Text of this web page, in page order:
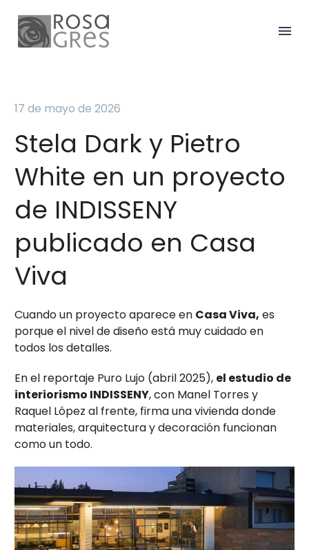
17 de mayo de 2026
Stela Darky Pietro
White en un proyecto
de INDISSENY
publicado en Casa
Viva
Cuando un proyecto aparece en Casa Viva, es
porque el nivel de diseño está muy cuidado en
todos los detalles.
En el reportaje Puro Lujo (abril 2025), el estudio de
interiorismo INDISSENY, con Manel Torres y
Raquel López al frente, firma una vivienda donde
materiales, arquitectura y decoración funcionan
como un todo.